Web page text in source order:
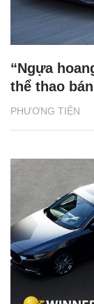
PHƯƠNG TIỆN
“Ngựa
thể thao